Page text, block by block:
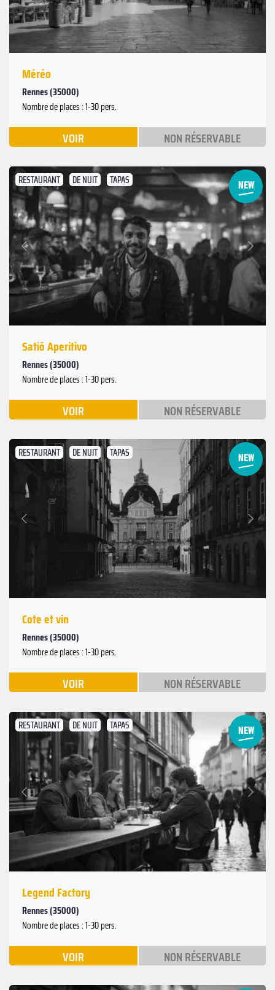
Méréo
Rennes (35000)
Nombre de places : 1-30 pers.
VOIR NON RÉSERVABLE
RESTAURANT DE NUIT TAPAS
Précédent
Suivant
Satiō Aperitivo
Rennes (35000)
Nombre de places : 1-30 pers.
VOIR NON RÉSERVABLE
RESTAURANT DE NUIT TAPAS
Précédent
Suivant
Cote et vin
Rennes (35000)
Nombre de places : 1-30 pers.
VOIR NON RÉSERVABLE
RESTAURANT DE NUIT TAPAS
Précédent
Suivant
Legend Factory
Rennes (35000)
Nombre de places : 1-30 pers.
VOIR NON RÉSERVABLE